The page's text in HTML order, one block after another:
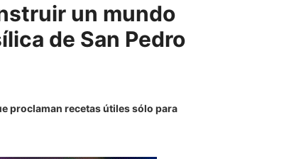
un mundo
de San Pedro
proclaman recetas útiles sólo para